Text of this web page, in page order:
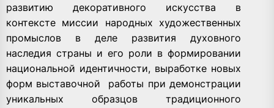
развитию декоративного искусства в
контексте миссии народных художественных
промыслов в деле развития духовного
наследия страны и его роли в формировании
национальной идентичности, выработке новых
форм выставочной
работы при демонстрации
уникальных образцов традиционного